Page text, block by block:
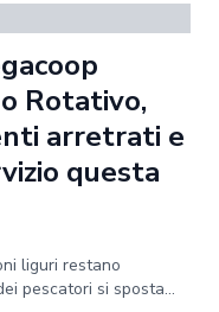
Rotativo,
arretrati e
questa
liguri restano
pescatori si sposta...